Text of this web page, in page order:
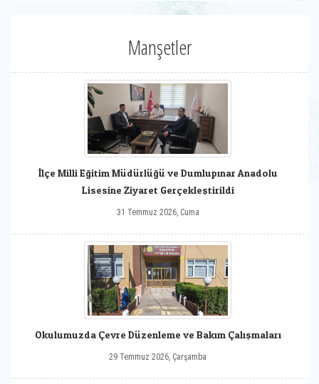
Manşetler
İlçe Milli Eğitim Müdürlüğü ve Dumlupınar Anadolu
Lisesine Ziyaret Gerçekleştirildi
31 Temmuz 2026, Cuma
Okulumuzda Çevre Düzenleme ve Bakım Çalışmaları
29 Temmuz 2026, Çarşamba